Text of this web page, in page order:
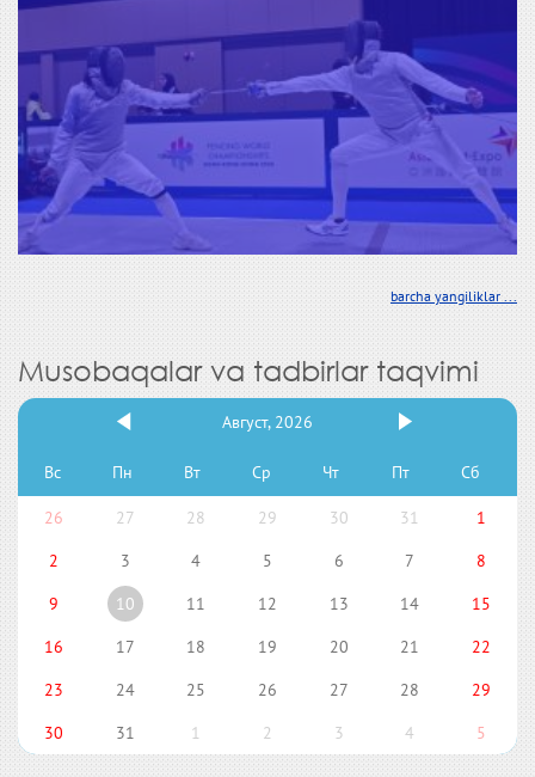
barcha yangiliklar ...
Musobaqalar va tadbirlar taqvimi
Август, 2026
Вс Пн Вт Ср Чт Пт Сб
26 27 28 29 30 31
1
2
3 4 5 6 7
8
9
10 11 12 13 14
15
16
17 18 19 20 21
22
23
24 25 26 27 28
29
30
31 1 2 3 4 5